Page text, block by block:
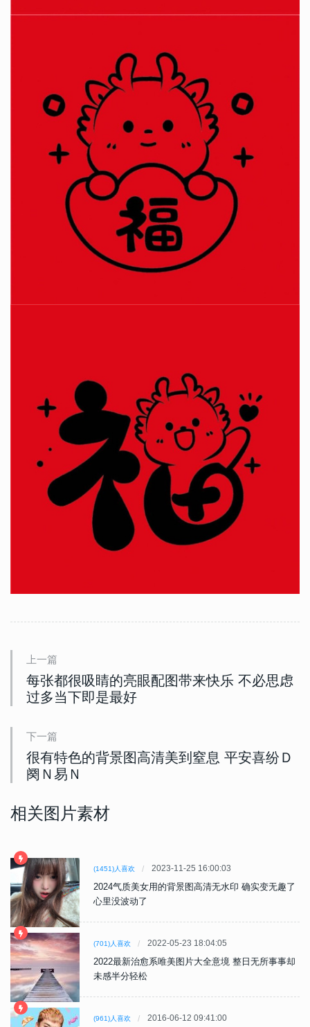
上一篇
每张都很吸睛的亮眼配图带来快乐 不必思虑
过多当下即是最好
下一篇
很有特色的背景图高清美到窒息 平安喜纷Ｄ
阕Ｎ易Ｎ
相关图片素材
(1451)人喜欢 2023-11-25 16:00:03
2024气质美女用的背景图高清无水印 确实变无趣了
心里没波动了
(701)人喜欢 2022-05-23 18:04:05
2022最新治愈系唯美图片大全意境 整日无所事事却
未感半分轻松
(961)人喜欢 2016-06-12 09:41:00